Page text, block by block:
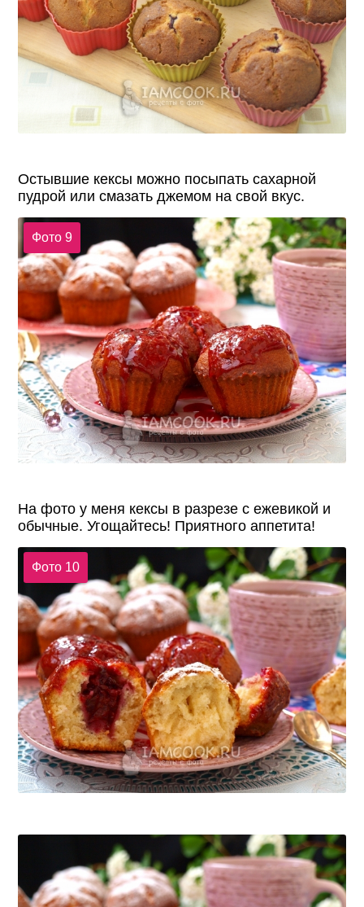
Остывшие кексы можно посыпать сахарной
пудрой или смазать джемом на свой вкус.
Фото 9
На фото у меня кексы в разрезе с ежевикой и
обычные. Угощайтесь! Приятного аппетита!
Фото 10